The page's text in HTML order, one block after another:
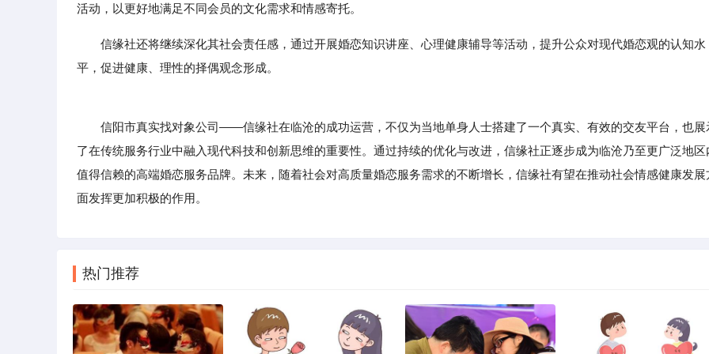
活动，以更好地满足不同会员的文化需求和情感寄托。
信缘社还将继续深化其社会责任感，通过开展婚恋知识讲座、心理健康辅导等活动，提升公众对现代婚恋观的认知水
平，促进健康、理性的择偶观念形成。
信阳市真实找对象公司——信缘社在临沧的成功运营，不仅为当地单身人士搭建了一个真实、有效的交友平台，也展
了在传统服务行业中融入现代科技和创新思维的重要性。通过持续的优化与改进，信缘社正逐步成为临沧乃至更广泛地区
值得信赖的高端婚恋服务品牌。未来，随着社会对高质量婚恋服务需求的不断增长，信缘社有望在推动社会情感健康发展
面发挥更加积极的作用。
热门推荐